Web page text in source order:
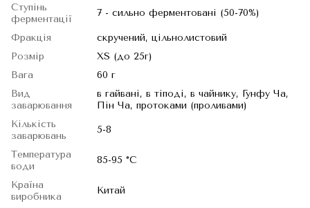
Ступінь
ферментації
7 - сильно ферментовані (50-70%)
Фракція
скручений, цільнолистовий
Розмір
XS (до 25г)
Вага
60 г
Вид
заварювання
в гайвані, в тіподі, в чайнику, Гунфу Ча,
Пін Ча, протоками (проливами)
Кількість
заварювань
5-8
Температура
води
85-95 °C
Країна
виробника
Китай